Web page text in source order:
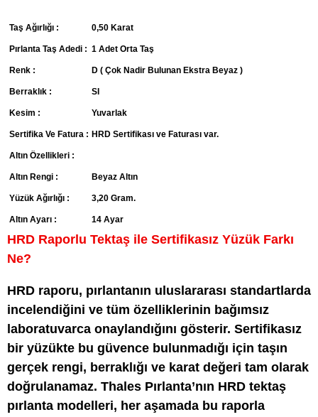
Taş Ağırlığı : 0,50 Karat
Pırlanta Taş Adedi : 1 Adet Orta Taş
Renk : D ( Çok Nadir Bulunan Ekstra Beyaz )
Berraklık : SI
Kesim : Yuvarlak
Sertifika Ve Fatura : HRD Sertifikası ve Faturası var.
Altın Özellikleri :
Altın Rengi : Beyaz Altın
Yüzük Ağırlığı : 3,20 Gram.
Altın Ayarı : 14 Ayar
HRD Raporlu Tektaş ile Sertifikasız Yüzük Farkı
Ne?
HRD raporu, pırlantanın uluslararası standartlarda
incelendiğini ve tüm özelliklerinin bağımsız
laboratuvarca onaylandığını gösterir. Sertifikasız
bir yüzükte bu güvence bulunmadığı için taşın
gerçek rengi, berraklığı ve karat değeri tam olarak
doğrulanamaz. Thales Pırlanta’nın HRD tektaş
pırlanta modelleri, her aşamada bu raporla